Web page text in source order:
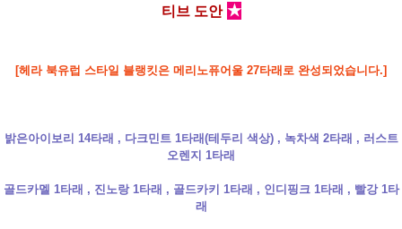
티브 도안 ★
[헤라 북유럽 스타일 블랭킷은 메리노퓨어울 27타래로 완성되었습니다.]
밝은아이보리 14타래 , 다크민트 1타래(테두리 색상) , 녹차색 2타래 , 러스트
오렌지 1타래
골드카멜 1타래 , 진노랑 1타래 , 골드카키 1타래 , 인디핑크 1타래 , 빨강 1타
래